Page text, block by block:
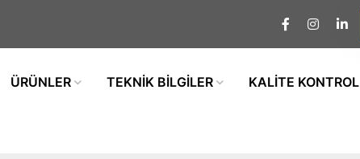
ÜRÜNLER TEKNİK BİLGİLER KALİTE KONTROL